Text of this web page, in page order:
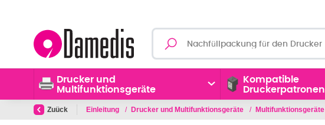
Drucker und
Multifunktionsgeräte
Kompatible
Druckerpatronen
Zuück Einleitung / Drucker und Multifunktionsgeräte / Multifunktionsgeräte